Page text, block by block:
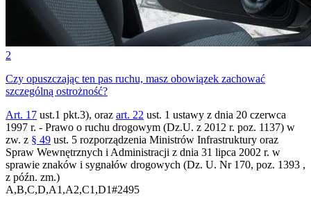
2
Czy opuszczając ten pas ruchu, masz obowiązek zachować
szczególną ostrożność?
Art. 17 ust.1 pkt.3), oraz art. 22 ust. 1 ustawy z dnia 20 czerwca
1997 r. - Prawo o ruchu drogowym (Dz.U. z 2012 r. poz. 1137) w
zw. z § 49 ust. 5 rozporządzenia Ministrów Infrastruktury oraz
Spraw Wewnętrznych i Administracji z dnia 31 lipca 2002 r. w
sprawie znaków i sygnałów drogowych (Dz. U. Nr 170, poz. 1393 ,
z późn. zm.)
A,B,C,D,A1,A2,C1,D1#2495